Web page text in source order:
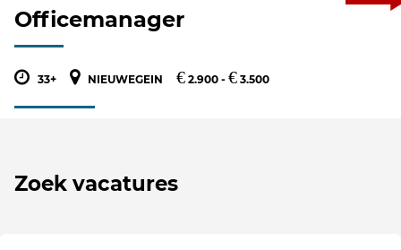
Officemanager
33+ NIEUWEGEIN € 2.900 - € 3.500
Zoek vacatures